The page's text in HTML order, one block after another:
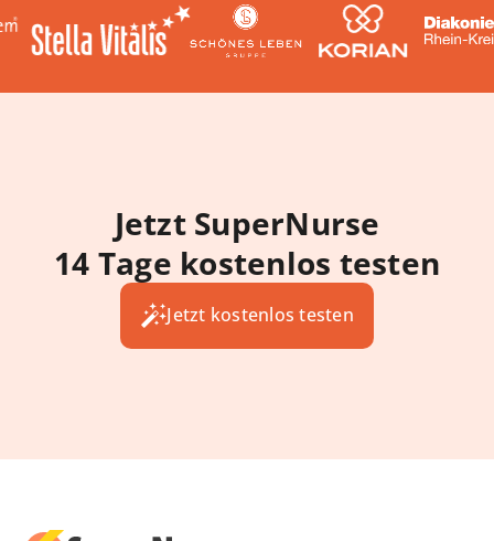
Jetzt SuperNurse
14 Tage kostenlos testen
Jetzt kostenlos testen